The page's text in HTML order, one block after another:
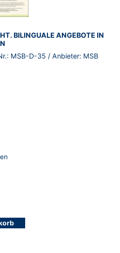
BILINGUALE ANGEBOTE IN
MSB-D-35 / Anbieter: MSB